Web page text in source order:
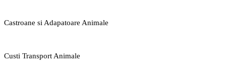
Castroane si Adapatoare Animale
Custi Transport Animale